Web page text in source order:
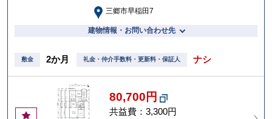
三郷市早稲田7
建物情報・お問い合わせ先
敷金 2か月 礼金・仲介手数料・更新料・保証人 ナシ
お
80,700円
共益費：3,300円